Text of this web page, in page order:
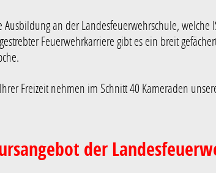
Ausbildung an der Landesfeuerwehrschule,
Feuerwehrkarriere gibt es ein breit
Freizeit nehmen im Schnitt 40 Kameraden
der